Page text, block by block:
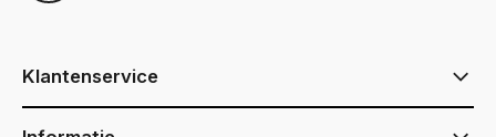
Klantenservice